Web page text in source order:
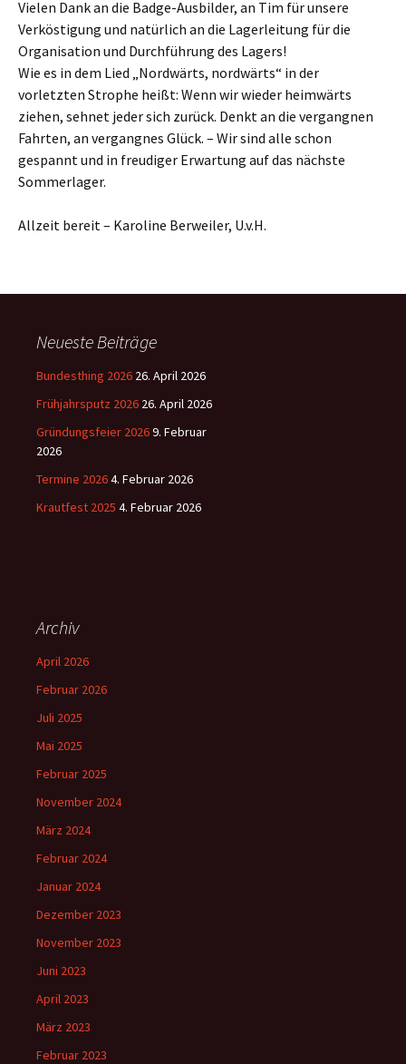
Vielen Dank an die Badge-Ausbilder, an Tim für unsere
Verköstigung und natürlich an die Lagerleitung für die
Organisation und Durchführung des Lagers!
Wie es in dem Lied „Nordwärts, nordwärts“ in der
vorletzten Strophe heißt: Wenn wir wieder heimwärts
ziehen, sehnet jeder sich zurück. Denkt an die vergangnen
Fahrten, an vergangnes Glück. – Wir sind alle schon
gespannt und in freudiger Erwartung auf das nächste
Sommerlager.
Allzeit bereit – Karoline Berweiler, U.v.H.
Neueste Beiträge
Bundesthing 2026 26. April 2026
Frühjahrsputz 2026 26. April 2026
Gründungsfeier 20269. Februar
2026
Termine 20264. Februar 2026
Krautfest 2025 4. Februar 2026
Archiv
April 2026
Februar 2026
Juli 2025
Mai 2025
Februar 2025
November 2024
März 2024
Februar 2024
Januar 2024
Dezember 2023
November 2023
Juni 2023
April 2023
März 2023
Februar 2023